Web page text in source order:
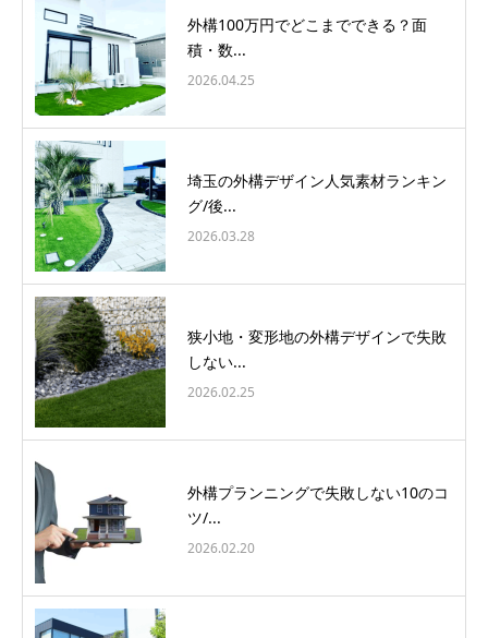
外構100万円でどこまでできる？面
積・数...
2026.04.25
埼玉の外構デザイン人気素材ランキン
グ/後...
2026.03.28
狭小地・変形地の外構デザインで失敗
しない...
2026.02.25
外構プランニングで失敗しない10のコ
ツ/...
2026.02.20